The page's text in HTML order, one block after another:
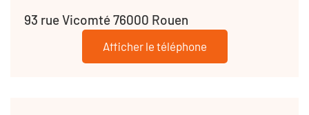
93 rue Vicomté 76000 Rouen
Afficher le téléphone